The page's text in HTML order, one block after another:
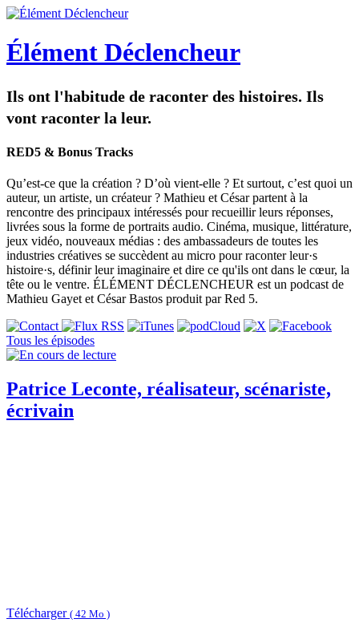
Élément Déclencheur
Ils ont l'habitude de raconter des histoires. Ils
vont raconter la leur.
RED5 & Bonus Tracks
Qu’est-ce que la création ? D’où vient-elle ? Et surtout, c’est quoi un
auteur, un artiste, un créateur ? Mathieu et César partent à la
rencontre des principaux intéressés pour recueillir leurs réponses,
livrées sous la forme de portraits audio. Cinéma, musique, littérature,
jeux vidéo, nouveaux médias : des ambassadeurs de toutes les
industries créatives se succèdent au micro pour raconter leur·s
histoire·s, définir leur imaginaire et dire ce qu'ils ont dans le cœur, la
tête ou le ventre. ÉLÉMENT DÉCLENCHEUR est un podcast de
Mathieu Gayet et César Bastos produit par Red 5.
Tous les épisodes
Patrice Leconte, réalisateur, scénariste,
écrivain
Télécharger ( 42 Mo )